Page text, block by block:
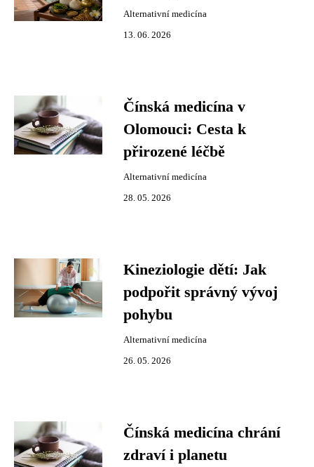
Alternativní medicína
13. 06. 2026
Čínská medicína v
Olomouci: Cesta k
přirozené léčbě
Alternativní medicína
28. 05. 2026
Kineziologie dětí: Jak
podpořit správný vývoj
pohybu
Alternativní medicína
26. 05. 2026
Čínská medicína chrání
zdraví i planetu